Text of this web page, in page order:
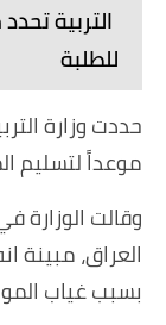
التربية
للطلبة
حددت وزارة
موعداً لتسليم
وقالت الوزارة
العراق، مبينة
بسبب غياب